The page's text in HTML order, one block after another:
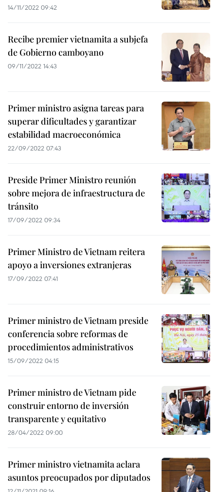
14/11/2022 09:42
Recibe premier vietnamita a subjefa
de Gobierno camboyano
09/11/2022 14:43
Primer ministro asigna tareas para
superar dificultades y garantizar
estabilidad macroeconómica
22/09/2022 07:43
Preside Primer Ministro reunión
sobre mejora de infraestructura de
tránsito
17/09/2022 09:34
Primer Ministro de Vietnam reitera
apoyo a inversiones extranjeras
17/09/2022 07:41
Primer ministro de Vietnam preside
conferencia sobre reformas de
procedimientos administrativos
15/09/2022 04:15
Primer ministro de Vietnam pide
construir entorno de inversión
transparente y equitativo
28/04/2022 09:00
Primer ministro vietnamita aclara
asuntos preocupados por diputados